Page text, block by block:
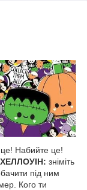
це! Набийте це!
зніміть
під ним
Кого ти